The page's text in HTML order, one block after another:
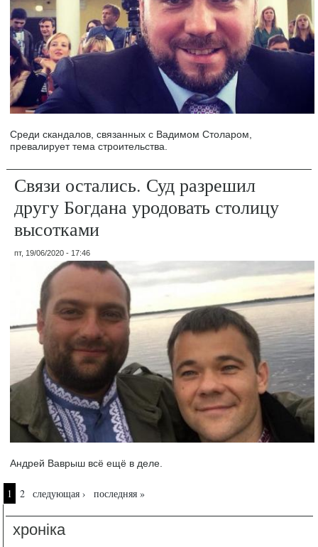
Среди скандалов, связанных с Вадимом Столаром,
превалирует тема строительства.
Связи остались. Суд разрешил
другу Богдана уродовать столицу
высотками
пт, 19/06/2020 - 17:46
Андрей Ваврыш всё ещё в деле.
Страницы
1 2 следующая › последняя »
хроніка